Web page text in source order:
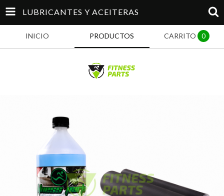
LUBRICANTES Y ACEITERAS
INICIO PRODUCTOS CARRITO 0